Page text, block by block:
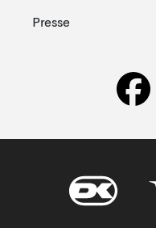
Presse